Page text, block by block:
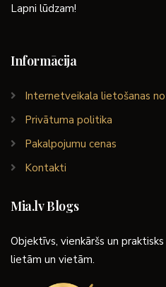
Lapni lūdzam!
Informācija
Internetveikala lietošanas
Privātuma politika
Pakalpojumu cenas
Kontakti
Mia.lv Blogs
Objektīvs, vienkāršs un
lietām un vietām.